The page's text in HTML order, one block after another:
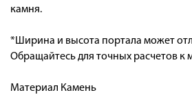
камня.
*Ширина и высота портала может
Обращайтесь для точных расчетов к
Материал Камень